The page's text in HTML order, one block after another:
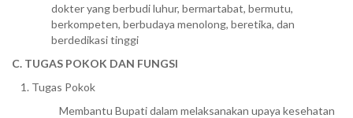
dokter yang berbudi luhur, bermartabat, bermutu,
berkompeten, berbudaya menolong, beretika, dan
berdedikasi tinggi
C. TUGAS POKOK DAN FUNGSI
Tugas Pokok
Membantu Bupati dalam melaksanakan upaya kesehatan